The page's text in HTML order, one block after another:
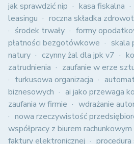
jak sprawdzić nip kasa fiskalna
leasingu
roczna składka
środek trwały
formy
płatności bezgotówkowe
skala
natury
czynny żal dla jpk v7
zatrudnienia
zaufanie w erze
turkusowa organizacja
biznesowych
ai jako przewaga
zaufania w firmie
wdrażanie
nowa rzeczywistość
współpracy z biurem
faktury elektronicznej
procedura